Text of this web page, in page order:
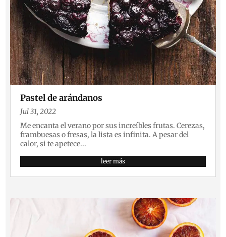
Pastel de arándanos
Jul 31, 2022
Me encanta el verano por sus increíbles frutas. Cerezas,
frambuesas o fresas, la lista es infinita. A pesar del
calor, si te apetece...
leer más